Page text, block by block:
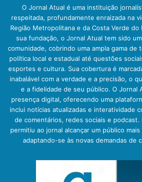
O Jornal Atual é uma instituição
respeitada, profundamente enraizada na
Região Metropolitana e da Costa Verde do
sua fundação, o Jornal Atual tem sido
comunidade, cobrindo uma ampla gama de
política local e estadual até questões
esportes e cultura. Sua cobertura é
inabalável com a verdade e a precisão, o
e a fidelidade de seu público. O Jornal
presença digital, oferecendo uma
inclui notícias atualizadas e interatividade
de comentários, redes sociais e podcast.
permitiu ao jornal alcançar um público
adaptando-se às novas demandas de